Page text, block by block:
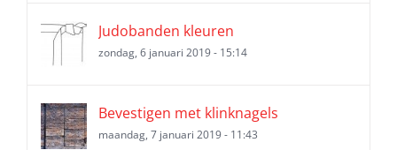
Judobanden kleuren
zondag, 6 januari 2019 - 15:14
Bevestigen met klinknagels
maandag, 7 januari 2019 - 11:43